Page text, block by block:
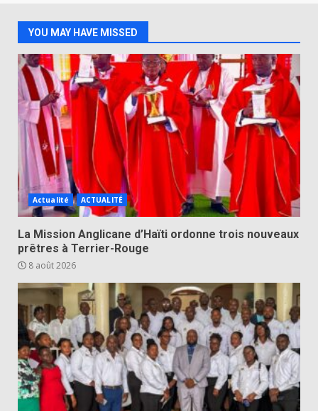
YOU MAY HAVE MISSED
Actualité ACTUALITÉ
La Mission Anglicane d’Haïti ordonne trois nouveaux
prêtres à Terrier-Rouge
8 août 2026